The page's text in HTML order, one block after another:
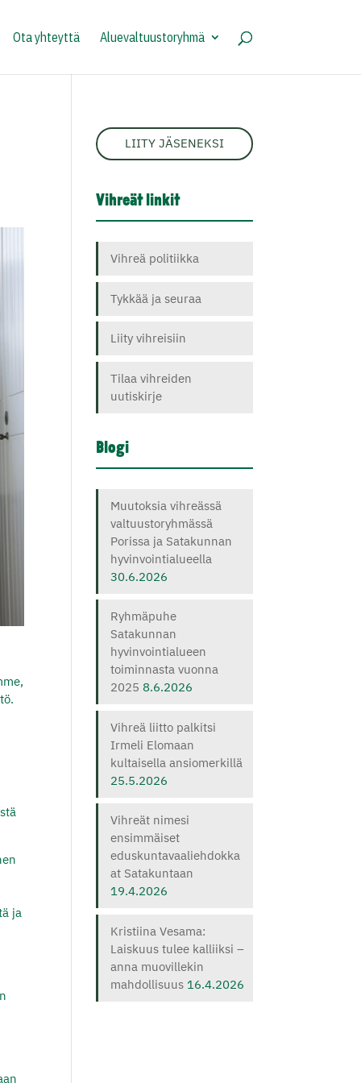
Ota yhteyttä Aluevaltuustoryhmä
ja
LIITY JÄSENEKSI
Vihreät linkit
Vihreä politiikka
Tykkää ja seuraa
Liity vihreisiin
Tilaa vihreiden
uutiskirje
Blogi
Muutoksia vihreässä
valtuustoryhmässä
Porissa ja Satakunnan
hyvinvointialueella
30.6.2026
Ryhmäpuhe
Satakunnan
hyvinvointialueen
toiminnasta vuonna
2025 8.6.2026
Vihreä liitto palkitsi
Irmeli Elomaan
kultaisella ansiomerkillä
25.5.2026
Vihreät nimesi
ensimmäiset
eduskuntavaaliehdokka
at Satakuntaan
19.4.2026
Kristiina Vesama:
Laiskuus tulee kalliiksi –
anna muovillekin
mahdollisuus 16.4.2026